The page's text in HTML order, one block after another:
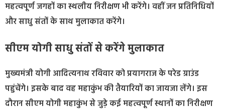
महत्वपूर्ण जगहों का स्थलीय निरीक्षण भी करेंगे। वहीं जन प्रतिनिधियों
और साधु संतों के साथ मुलाकात करेंगे।
सीएम योगी साधु संतों से करेंगे मुलाकात
मुख्यमंत्री योगी आदित्यनाथ रविवार को प्रयागराज के परेड ग्राउंड
पहुंचेंगे। इसके बाद वह महाकुंभ की तैयारियों का जायजा लेंगे। इस
दौरान सीएम योगी महाकुंभ से जुड़े कई महत्वपूर्ण स्थानों का निरीक्षण